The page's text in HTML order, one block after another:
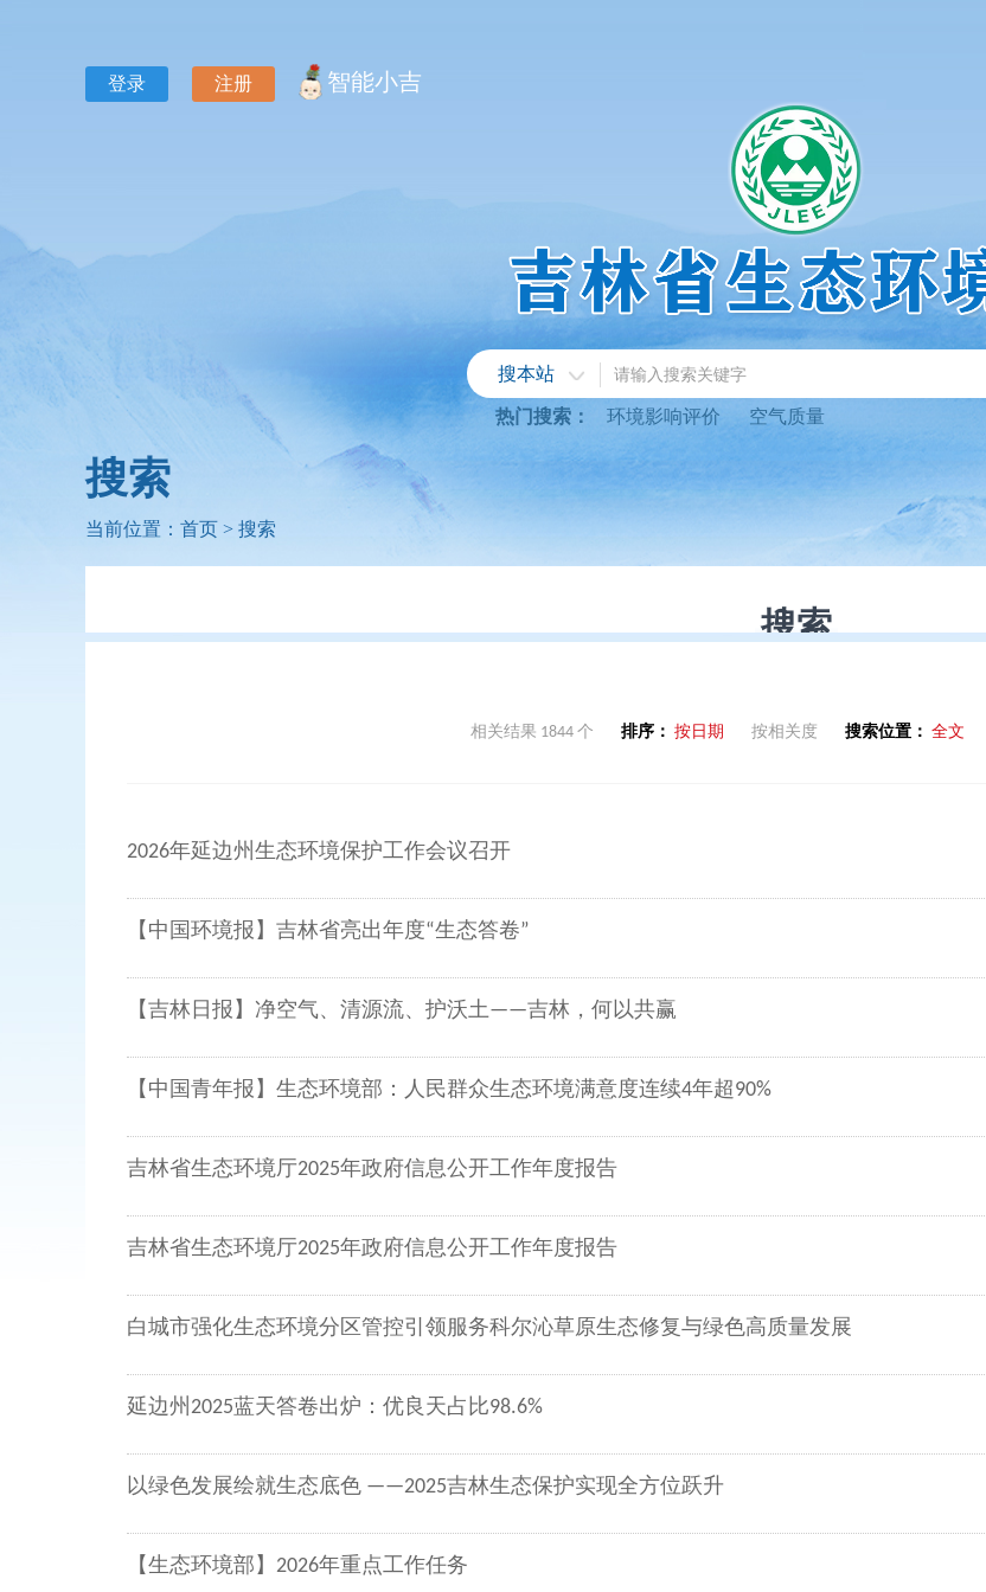
相关结果 1844 个 排序： 按日期 按相关度 搜索位置： 全文
2026年延边州生态环境保护工作会议召开
【中国环境报】吉林省亮出年度“生态答卷”
【吉林日报】净空气、清源流、护沃土——吉林，何以共赢
【中国青年报】生态环境部：人民群众生态环境满意度连续4年超90%
吉林省生态环境厅2025年政府信息公开工作年度报告
吉林省生态环境厅2025年政府信息公开工作年度报告
白城市强化生态环境分区管控引领服务科尔沁草原生态修复与绿色高质量发展
延边州2025蓝天答卷出炉：优良天占比98.6%
以绿色发展绘就生态底色 ——2025吉林生态保护实现全方位跃升
【生态环境部】2026年重点工作任务